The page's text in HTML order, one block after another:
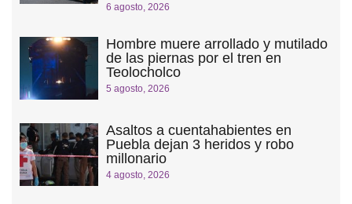
6 agosto, 2026
Hombre muere arrollado y mutilado
de las piernas por el tren en
Teolocholco
5 agosto, 2026
Asaltos a cuentahabientes en
Puebla dejan 3 heridos y robo
millonario
4 agosto, 2026